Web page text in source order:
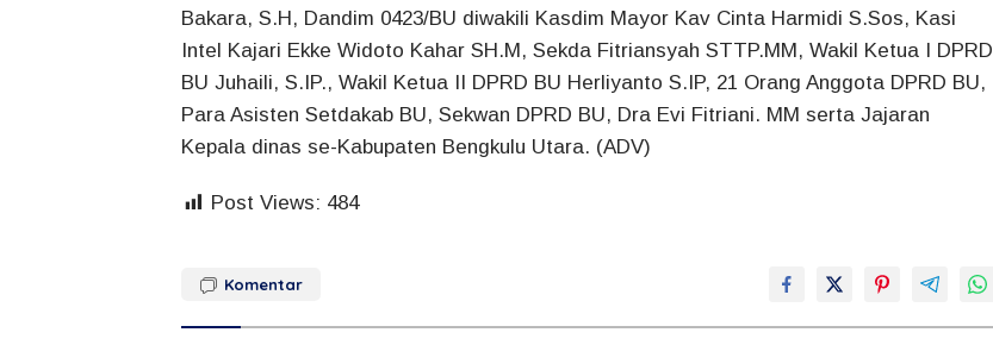
Bakara, S.H, Dandim 0423/BU diwakili Kasdim Mayor Kav Cinta Harmidi S.Sos, Kasi
Intel Kajari Ekke Widoto Kahar SH.M, Sekda Fitriansyah STTP.MM, Wakil Ketua I DPRD
BU Juhaili, S.IP., Wakil Ketua II DPRD BU Herliyanto S.IP, 21 Orang Anggota DPRD BU,
Para Asisten Setdakab BU, Sekwan DPRD BU, Dra Evi Fitriani. MM serta Jajaran
Kepala dinas se-Kabupaten Bengkulu Utara. (ADV)
Post Views: 484
Komentar